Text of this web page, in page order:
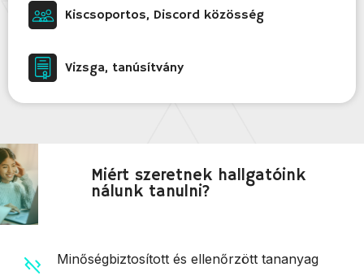
Kiscsoportos, Discord közösség
Vizsga, tanúsítvány
Miért szeretnek hallgatóink
nálunk tanulni?
Minőségbiztosított és ellenőrzött tananyag